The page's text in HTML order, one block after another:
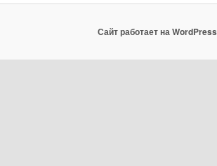
Сайт работает на WordPress